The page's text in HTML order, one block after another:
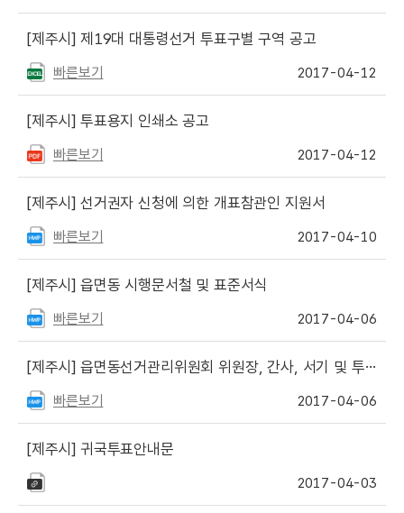
[제주시] 제19대 대통령선거 투표구별 구역 공고
빠른보기 2017-04-12
[제주시] 투표용지 인쇄소 공고
빠른보기 2017-04-12
[제주시] 선거권자 신청에 의한 개표참관인 지원서
빠른보기 2017-04-10
[제주시] 읍면동 시행문서철 및 표준서식
빠른보기 2017-04-06
[제주시] 읍면동선거관리위원회 위원장, 간사, 서기 및 투표관리관 교육교재
빠른보기 2017-04-06
[제주시] 귀국투표안내문
2017-04-03